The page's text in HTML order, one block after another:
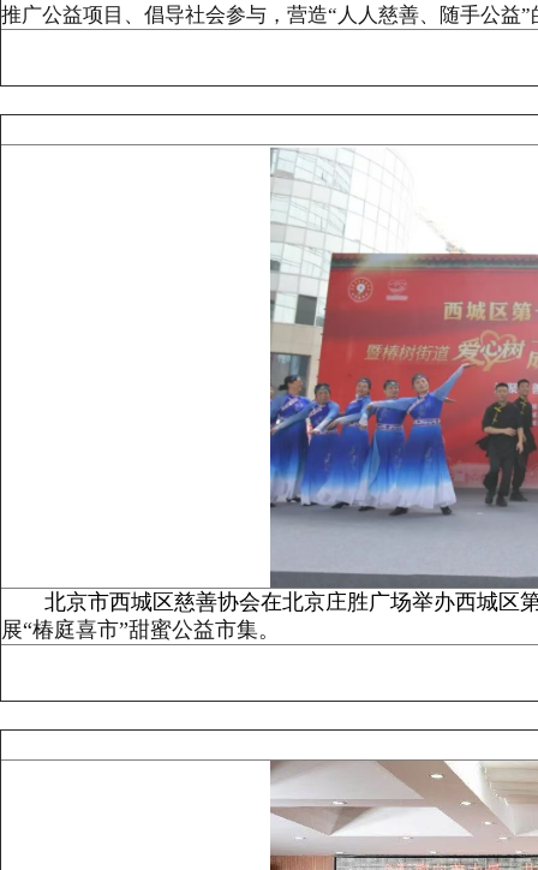
推广公益项目、倡导社会参与，营造“人人慈善、随手公益
北京市西城区慈善协会在北京庄胜广场举办西城区
展“椿庭喜市”甜蜜公益市集。